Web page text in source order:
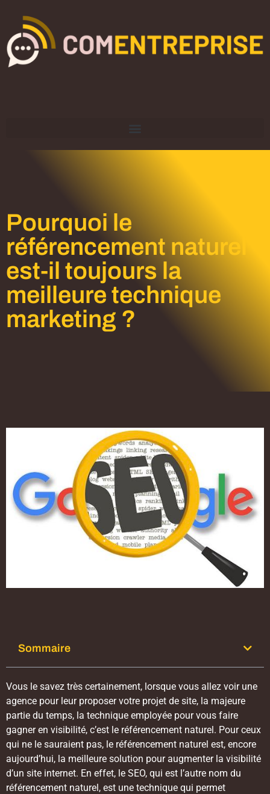
Pourquoi le
référencement naturel
est-il toujours la
meilleure technique
marketing ?
Sommaire
Vous le savez très certainement, lorsque vous allez voir une
agence pour leur proposer votre projet de site, la majeure
partie du temps, la technique employée pour vous faire
gagner en visibilité, c’est le référencement naturel. Pour ceux
qui ne le sauraient pas, le référencement naturel est, encore
aujourd’hui, la meilleure solution pour augmenter la visibilité
d’un site internet. En effet, le SEO, qui est l’autre nom du
référencement naturel, est une technique qui permet